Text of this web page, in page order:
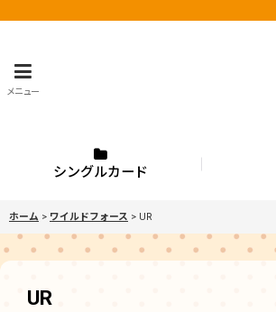
メニュー
シングルカード
ホーム > ワイルドフォース > UR
UR